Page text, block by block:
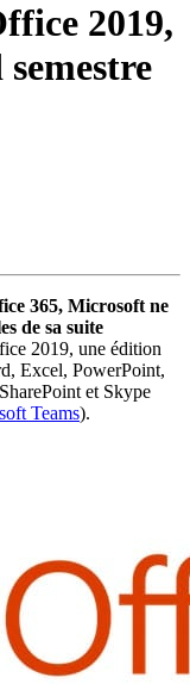
2019,
365, Microsoft ne
de sa suite
2019, une édition
Excel, PowerPoint,
et Skype
Teams).